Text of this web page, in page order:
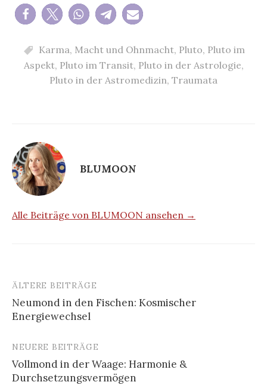
Karma, Macht und Ohnmacht, Pluto, Pluto im
Aspekt, Pluto im Transit, Pluto in der Astrologie,
Pluto in der Astromedizin, Traumata
BLUMOON
Alle Beiträge von BLUMOON ansehen →
Beitragsnavigation
ÄLTERE BEITRÄGE
Neumond in den Fischen: Kosmischer
Energiewechsel
NEUERE BEITRÄGE
Vollmond in der Waage: Harmonie &
Durchsetzungs­vermögen